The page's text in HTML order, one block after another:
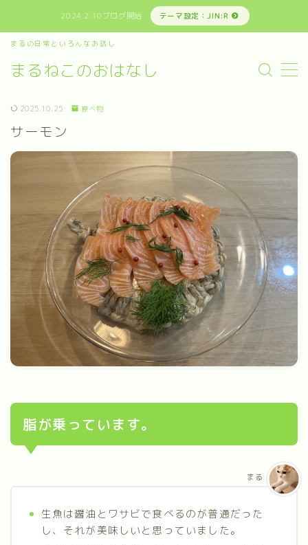
2024.2.10ブログ開始 テーマ設定：JIN:R
まるねこのおはなし
まるの日常といろんなお話し
MENU
お問い合わせ
プライバシーポリシー
免責事項その他
運営者情報
2025.10.25 食べ物
サーモン
脂が乗っています。
生魚は醤油とワサビで食べるのが普通だった
し、それが美味しいと思っていました。
まる